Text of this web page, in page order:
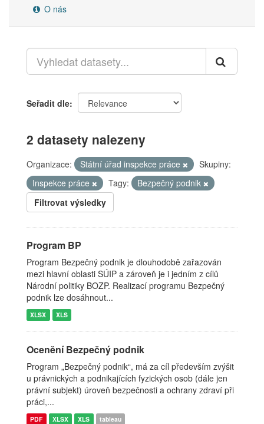
O nás
Seřadit dle
2 datasety nalezeny
Organizace: Státní úřad inspekce práce
Skupiny:
Inspekce práce
Tagy:
Bezpečný podnik
Filtrovat výsledky
Program BP
Program Bezpečný podnik je dlouhodobě zařazován
mezi hlavní oblasti SÚIP a zároveň je i jedním z cílů
Národní politiky BOZP. Realizací programu Bezpečný
podnik lze dosáhnout...
XLSX XLS
Ocenění Bezpečný podnik
Program „Bezpečný podnik“, má za cíl především zvýšit
u právnických a podnikajících fyzických osob (dále jen
právní subjekt) úroveň bezpečnosti a ochrany zdraví při
práci,...
PDF XLSX XLS tableau